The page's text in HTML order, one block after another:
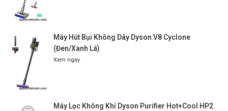
Máy Hút Bụi Không Dây Dyson V8 Cyclone
(Đen/Xanh Lá)
Xem ngay
Máy Lọc Không Khí Dyson Purifier Hot+Cool HP2